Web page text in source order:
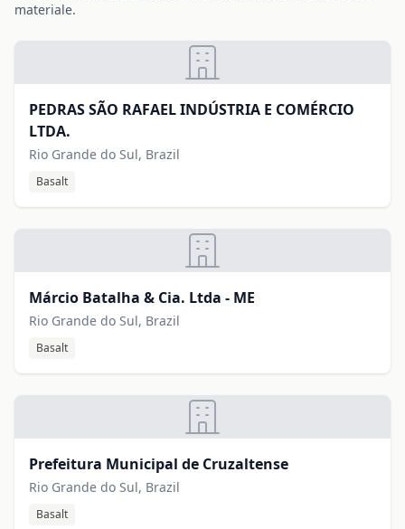
materiale.
PEDRAS SÃO RAFAEL INDÚSTRIA E COMÉRCIO
LTDA.
Rio Grande do Sul, Brazil
Basalt
Márcio Batalha & Cia. Ltda - ME
Rio Grande do Sul, Brazil
Basalt
Prefeitura Municipal de Cruzaltense
Rio Grande do Sul, Brazil
Basalt